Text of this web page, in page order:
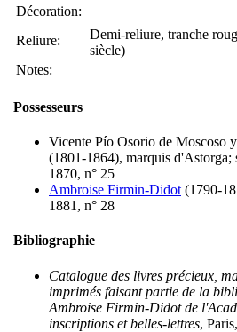
Décoration:
Reliure:
Demi-reliure, tranche
siècle)
Notes:
Possesseurs
Vicente Pío Osorio de Moscoso
(1801-1864), marquis d'Astorga;
1870, n° 25
Ambroise Firmin-Didot (1790-
1881, n° 28
Bibliographie
Catalogue des livres précieux,
imprimés faisant partie de la
Ambroise Firmin-Didot de
inscriptions et belles-lettres,